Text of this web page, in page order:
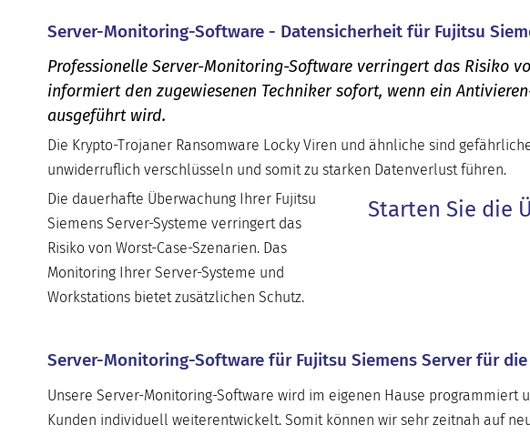
Server-Monitoring-Software - Datensicherheit für Fujitsu
Professionelle Server-Monitoring-Software verringert das Risiko
informiert den zugewiesenen Techniker sofort, wenn ein
ausgeführt wird.
Die Krypto-Trojaner Ransomware Locky Viren und ähnliche sind
unwiderruflich verschlüsseln und somit zu starken Datenverlust führen.
Die dauerhafte Überwachung Ihrer Fujitsu
Siemens Server-Systeme verringert das
Risiko von Worst-Case-Szenarien. Das
Monitoring Ihrer Server-Systeme und
Workstations bietet zusätzlichen Schutz.
Starten Sie die
Server-Monitoring-Software für Fujitsu Siemens Server für
Unsere Server-Monitoring-Software wird im eigenen Hause
Kunden individuell weiterentwickelt. Somit können wir sehr zeitnah auf